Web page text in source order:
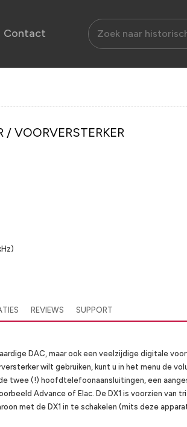
Contact
VOORVERSTERKER
REVIEWS SUPPORT
DAC, maar ook een veelzijdige digitale
wilt gebruiken, kunt u in het menu de
twee (!) hoofdtelefoonaansluitingen, een
Advance of Elac. De DX1 is voorzien van
met de DX1 in te schakelen (mits deze